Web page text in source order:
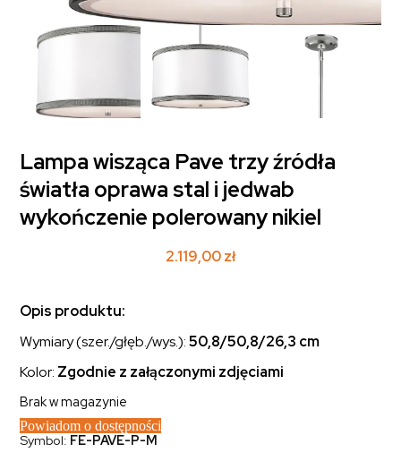
Lampa wisząca Pave trzy źródła
światła oprawa stal i jedwab
wykończenie polerowany nikiel
2.119,00zł
Opis produktu:
Wymiary (szer./głęb./wys.):50,8/50,8/26,3 cm
Kolor: Zgodnie z załączonymi zdjęciami
Brak w magazynie
Powiadom o dostępności
Symbol: FE-PAVE-P-M